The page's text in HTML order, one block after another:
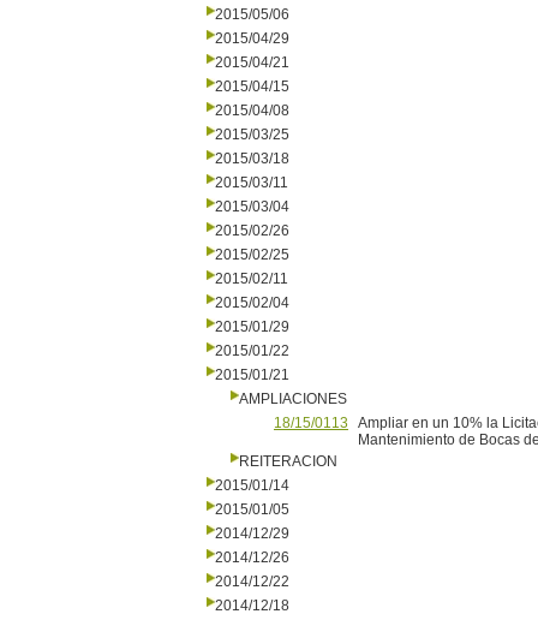
2015/05/06
2015/04/29
2015/04/21
2015/04/15
2015/04/08
2015/03/25
2015/03/18
2015/03/11
2015/03/04
2015/02/26
2015/02/25
2015/02/11
2015/02/04
2015/01/29
2015/01/22
2015/01/21
AMPLIACIONES
18/15/0113
Ampliar en un 10% la
Mantenimiento de Bocas
REITERACION
2015/01/14
2015/01/05
2014/12/29
2014/12/26
2014/12/22
2014/12/18